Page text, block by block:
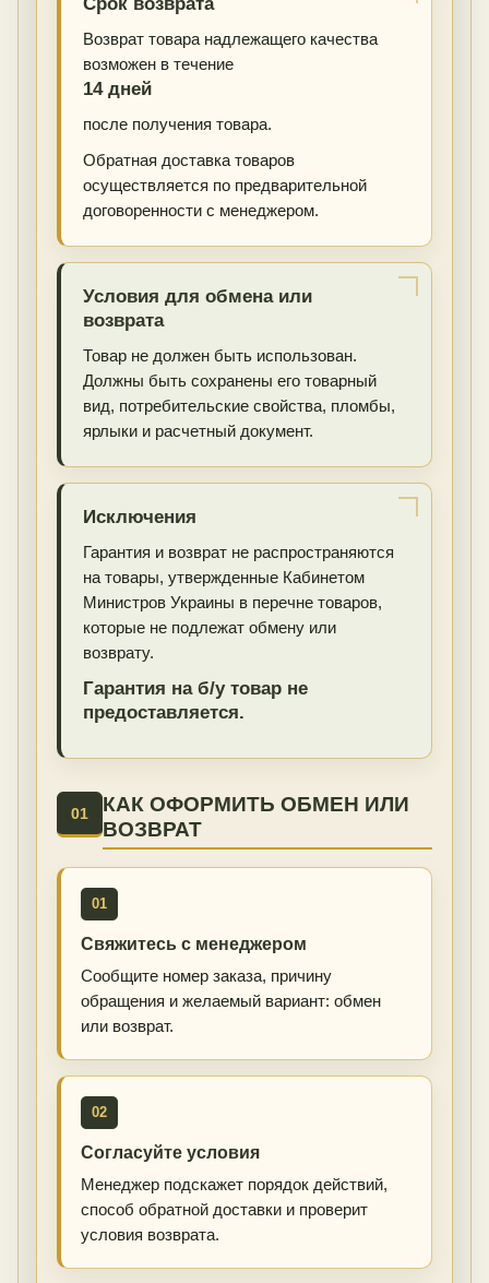
Возврат товара надлежащего качества
возможен в течение
14 дней
после получения товара.
Обратная доставка товаров
осуществляется по предварительной
договоренности с менеджером.
Условия для обмена или
возврата
Товар не должен быть использован.
Должны быть сохранены его товарный
вид, потребительские свойства, пломбы,
ярлыки и расчетный документ.
Исключения
Гарантия и возврат не распространяются
на товары, утвержденные Кабинетом
Министров Украины в перечне товаров,
которые не подлежат обмену или
возврату.
Гарантия на б/у товар не
предоставляется.
01
КАК ОФОРМИТЬ ОБМЕН ИЛИ
ВОЗВРАТ
01
Свяжитесь с менеджером
Сообщите номер заказа, причину
обращения и желаемый вариант: обмен
или возврат.
02
Согласуйте условия
Менеджер подскажет порядок действий,
способ обратной доставки и проверит
условия возврата.